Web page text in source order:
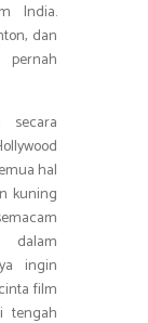
India.
dan
hal
kuning
dalam
ingin
film
tengah